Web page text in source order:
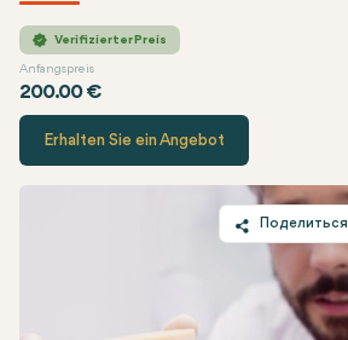
Verifizierter Preis
Anfangspreis
200.00 €
Loyal Dental TaksimЦена
Erhalten Sie ein Angebot
Поделиться
Twitter
Facebook